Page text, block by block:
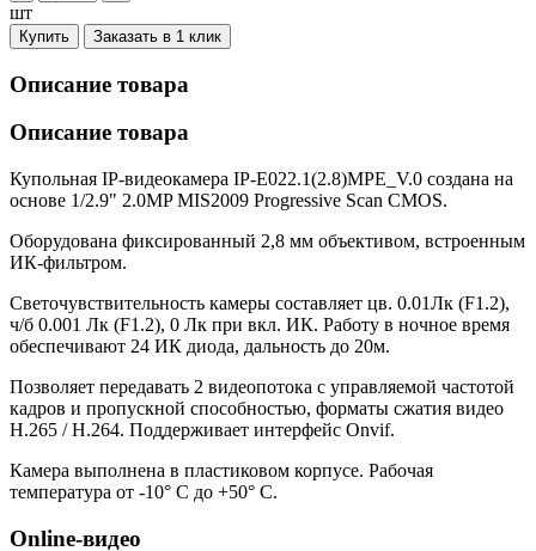
шт
Купить Заказать в 1 клик
Описание товара
Описание товара
Купольная IP-видеокамера IP-E022.1(2.8)MPE_V.0 создана на
основе 1/2.9" 2.0MP MIS2009 Progressive Scan CMOS.
Оборудована фиксированный 2,8 мм объективом, встроенным
ИК-фильтром.
Светочувствительность камеры составляет цв. 0.01Лк (F1.2),
ч/б 0.001 Лк (F1.2), 0 Лк при вкл. ИК. Работу в ночное время
обеспечивают 24 ИК диода, дальность до 20м.
Позволяет передавать 2 видеопотока с управляемой частотой
кадров и пропускной способностью, форматы сжатия видео
H.265 / H.264. Поддерживает интерфейс Onvif.
Камера выполнена в пластиковом корпусе. Рабочая
температура от -10° С до +50° С.
Online-видео